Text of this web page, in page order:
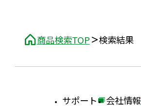
商品検索TOP 検索結果
サポート 会社情報